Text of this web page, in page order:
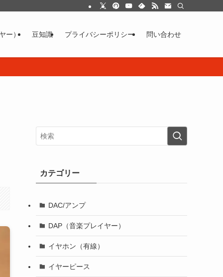
ー） 豆知識 プライバシーポリシー 問い合わせ
カテゴリー
DAC/アンプ
DAP（音楽プレイヤー）
イヤホン（有線）
イヤーピース